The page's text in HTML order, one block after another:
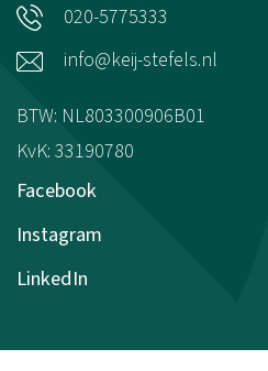
020-5775333
info@keij-stefels.nl
BTW: NL803300906B01
KvK: 33190780
Facebook
Instagram
LinkedIn